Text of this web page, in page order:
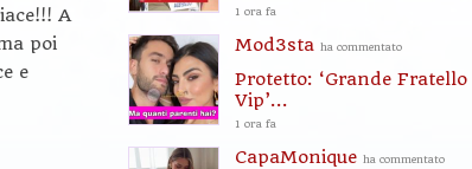
A
poi
e
1 ora fa
Mod3sta ha commentato
Protetto: ‘Grande Fratello
Vip’...
1 ora fa
CapaMonique ha commentato